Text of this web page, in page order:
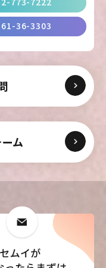
ム
36-3303
科学
工学
科学
工学
科学
工学
科学
工学